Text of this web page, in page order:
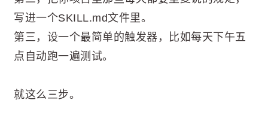
写进一个SKILL.md文件里。
第三，设一个最简单的触发器，比如每天下午五
点自动跑一遍测试。
就这么三步。